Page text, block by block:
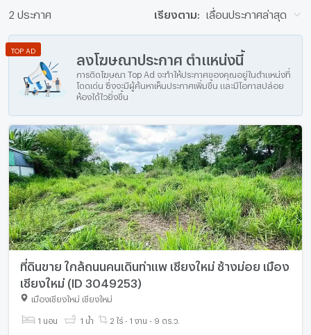
2 ประกาศ เรียงตาม: เลื่อนประกาศล่าสุด
ลงโฆษณาประกาศ ตำแหน่งนี้
การติดโฆษณา Top Ad จะทำให้ประกาศของคุณอยู่ในตำแหน่งที่
โดดเด่น ซึ่งจะมีผู้ค้นหาเห็นประกาศเพิ่มขึ้น และมีโอกาสปล่อย
ห้องได้ไวยิ่งขึ้น
TOP AD
ที่ดินขาย ใกล้ถนนคนเดินท่าแพ เชียงใหม่ ช้างม่อย เมือง
เชียงใหม่ (ID 3049253)
เมืองเชียงใหม่ เชียงใหม่
1 นอน 1 น้ำ 2 ไร่ - 1 งาน - 9 ตร.ว.